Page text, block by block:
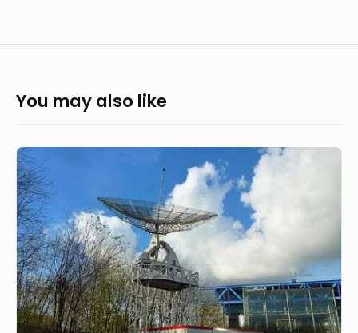
You may also like
La
Radio
associative
reprend
l’antenne
–
Le
Parisien